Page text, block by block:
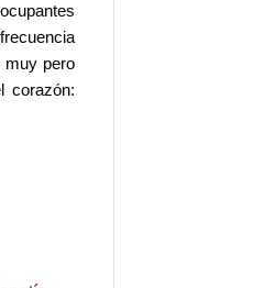
muy pero
corazón: